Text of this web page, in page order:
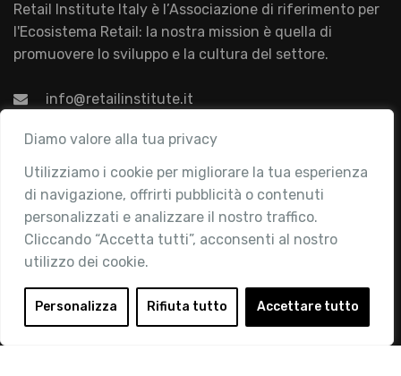
Diamo valore alla tua privacy
Utilizziamo i cookie per migliorare la tua esperienza
di navigazione, offrirti pubblicità o contenuti
personalizzati e analizzare il nostro traffico.
Cliccando “Accetta tutti”, acconsenti al nostro
utilizzo dei cookie.
Personalizza Rifiuta tutto Accettare tutto
Retail Institute Italy è l’Associazione di riferimento per
l'Ecosistema Retail: la nostra mission è quella di
promuovere lo sviluppo e la cultura del settore.
info@retailinstitute.it
Associazione
Chi siamo
Attività
Contatti
Area Riservata
Login
Diventa Socio